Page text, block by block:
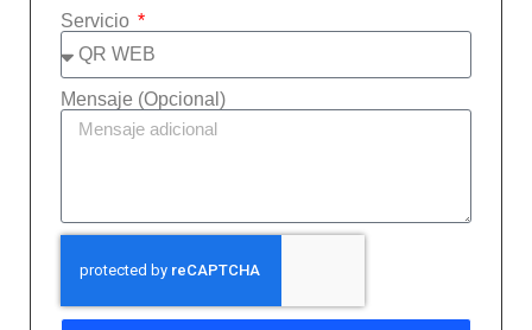
Servicio
Mensaje (Opcional)